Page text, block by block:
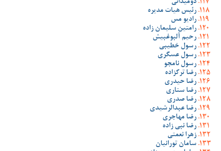
دومیدانی
رئیس هیات مدیره
رادیو مس
رامتین سلیمان زاده
رحیم آلبوغبیش
رسول خطیبی
رسول عسگری
رسول نامجو
رضا ترکزاده
رضا حیدری
رضا ستاری
رضا صدری
رضا عبدالرشیدی
رضا مهاجری
رضا نبی زاده
زهرا نعمتی
سامان تورانیان